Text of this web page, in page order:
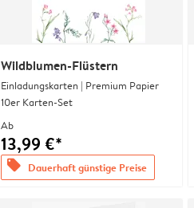
Wildblumen-Flüstern
Einladungskarten | Premium Papier
10er Karten-Set
Ab
13,99 €*
offers Dauerhaft günstige Preise